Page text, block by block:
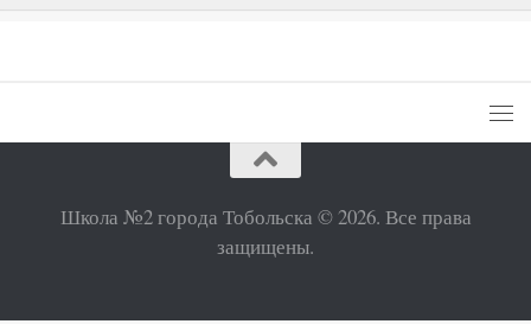
Школа №2 города Тобольска © 2026. Все права
защищены.